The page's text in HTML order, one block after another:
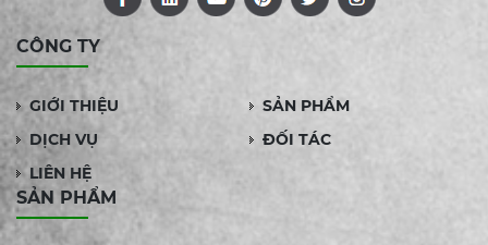
CÔNG TY
GIỚI THIỆU
SẢN PHẨM
DỊCH VỤ
ĐỐI TÁC
LIÊN HỆ
SẢN PHẨM